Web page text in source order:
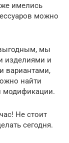
имелись
можно
мы
изделиями и
вариантами,
найти
модификации.
Не стоит
сегодня.